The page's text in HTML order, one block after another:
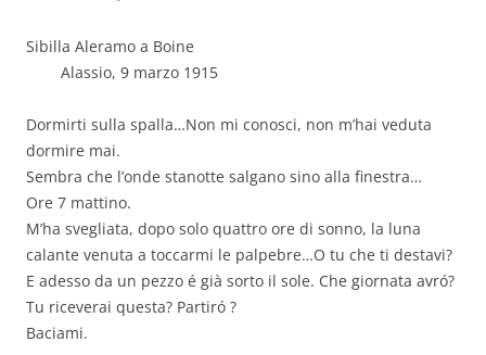
Sibilla Aleramo a Boine
Alassio, 9 marzo 1915
Dormirti sulla spalla…Non mi conosci, non m’hai veduta
dormire mai.
Sembra che l’onde stanotte salgano sino alla finestra…
Ore 7 mattino.
M’ha svegliata, dopo solo quattro ore di sonno, la luna
calante venuta a toccarmi le palpebre…O tu che ti destavi?
E adesso da un pezzo é già sorto il sole. Che giornata avró?
Tu riceverai questa? Partiró ?
Baciami.